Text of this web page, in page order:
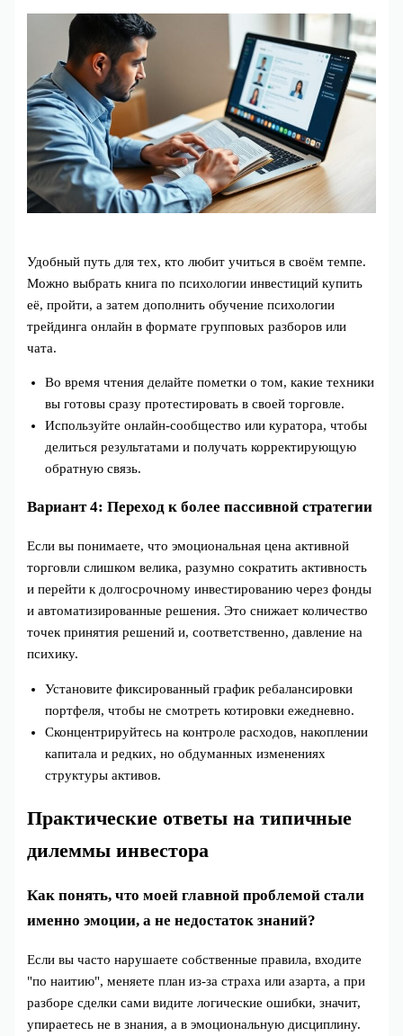
Удобный путь для тех, кто любит учиться в своём темпе.
Можно выбрать книга по психологии инвестиций купить
её, пройти, а затем дополнить обучение психологии
трейдинга онлайн в формате групповых разборов или
чата.
Во время чтения делайте пометки о том, какие техники
вы готовы сразу протестировать в своей торговле.
Используйте онлайн-сообщество или куратора, чтобы
делиться результатами и получать корректирующую
обратную связь.
Вариант 4: Переход к более пассивной стратегии
Если вы понимаете, что эмоциональная цена активной
торговли слишком велика, разумно сократить активность
и перейти к долгосрочному инвестированию через фонды
и автоматизированные решения. Это снижает количество
точек принятия решений и, соответственно, давление на
психику.
Установите фиксированный график ребалансировки
портфеля, чтобы не смотреть котировки ежедневно.
Сконцентрируйтесь на контроле расходов, накоплении
капитала и редких, но обдуманных изменениях
структуры активов.
Практические ответы на типичные
дилеммы инвестора
Как понять, что моей главной проблемой стали
именно эмоции, а не недостаток знаний?
Если вы часто нарушаете собственные правила, входите
"по наитию", меняете план из-за страха или азарта, а при
разборе сделки сами видите логические ошибки, значит,
упираетесь не в знания, а в эмоциональную дисциплину.